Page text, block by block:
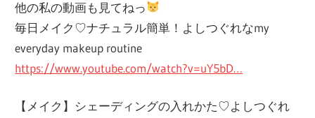
他の私の動画も見てねっ
毎日メイク♡ナチュラル簡単！よしつぐれなmy
everyday makeup routine
https://www.youtube.com/watch?v=uY5bD…
【メイク】シェーディングの入れかた♡よしつぐれ